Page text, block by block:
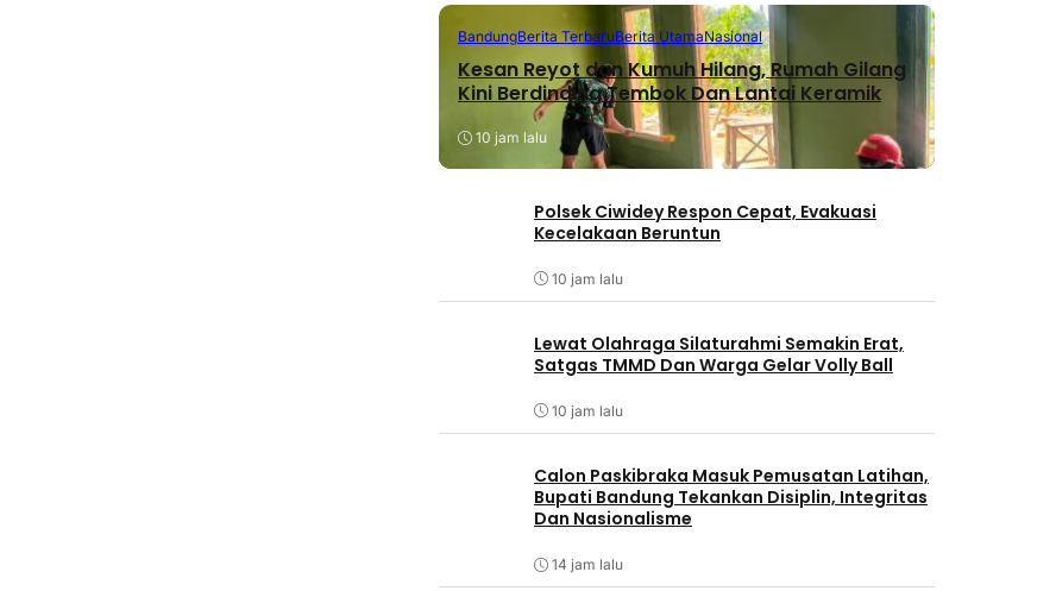
BandungBerita TerbaruBerita UtamaNasional
Kesan Reyot dan Kumuh Hilang, Rumah Gilang
Kini Berdinding Tembok Dan Lantai Keramik
10 jam lalu
Polsek Ciwidey Respon Cepat, Evakuasi
Kecelakaan Beruntun
10 jam lalu
Lewat Olahraga Silaturahmi Semakin Erat,
Satgas TMMD Dan Warga Gelar Volly Ball
10 jam lalu
Calon Paskibraka Masuk Pemusatan Latihan,
Bupati Bandung Tekankan Disiplin, Integritas
Dan Nasionalisme
14 jam lalu